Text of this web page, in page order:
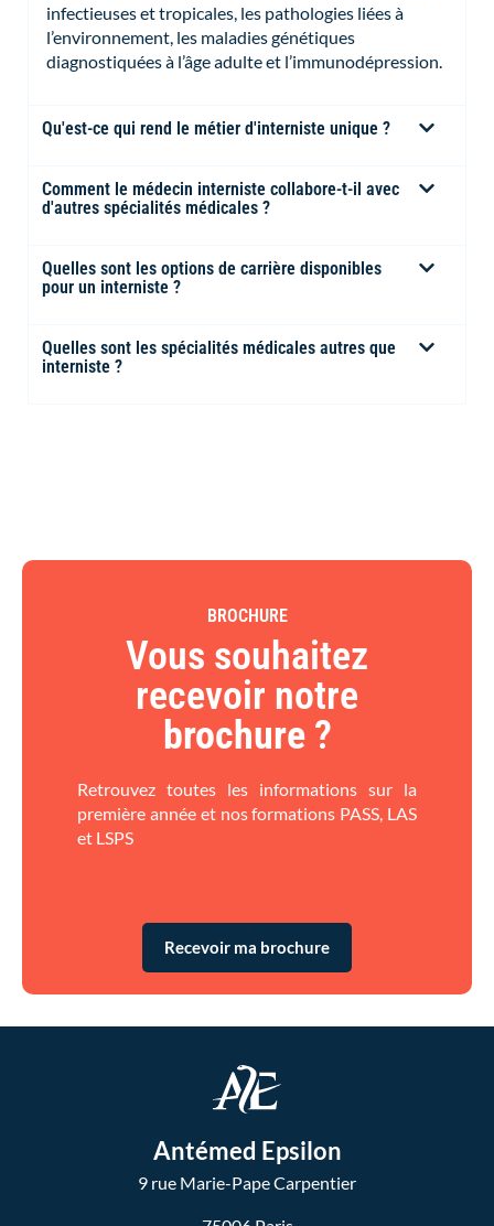
infectieuses et tropicales, les pathologies liées à
l’environnement, les maladies génétiques
diagnostiquées à l’âge adulte et l’immunodépression.
Qu'est-ce qui rend le métier d'interniste unique ?
Comment le médecin interniste collabore-t-il avec
d'autres spécialités médicales ?
Quelles sont les options de carrière disponibles
pour un interniste ?
Quelles sont les spécialités médicales autres que
interniste ?
BROCHURE
Vous souhaitez
recevoir notre
brochure?​
Retrouvez toutes les informations sur la
première année et nos formations PASS, LAS
et LSPS
Recevoir ma brochure
Antémed Epsilon
9 rue Marie-Pape Carpentier